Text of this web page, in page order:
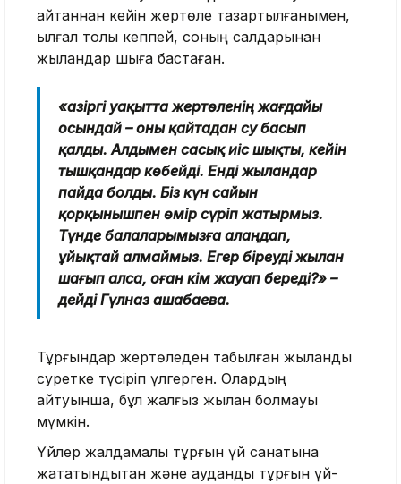
қайтқаннан кейін жертөле тазартылғанымен,
ылғал толық кеппей, соның салдарынан
жыландар шыға бастаған.
«Қазіргі уақытта жертөленің жағдайы
осындай – оны қайтадан су басып
қалды. Алдымен сасық иіс шықты, кейін
тышқандар көбейді. Енді жыландар
пайда болды. Біз күн сайын
қорқынышпен өмір сүріп жатырмыз.
Түнде балаларымызға алаңдап,
ұйықтай алмаймыз. Егер біреуді жылан
шағып алса, оған кім жауап береді?» –
дейді Гүлназ Қашабаева.
Тұрғындар жертөледен табылған жыланды
суретке түсіріп үлгерген. Олардың
айтуынша, бұл жалғыз жылан болмауы
мүмкін.
Үйлер жалдамалы тұрғын үй санатына
жататындықтан және аудандық тұрғын үй-